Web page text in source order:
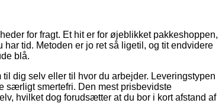
for fragt. Et hit er for øjeblikket pakkeshoppen,
tid. Metoden er jo ret så ligetil, og tit endvidere
blå.
dig selv eller til hvor du arbejder. Leveringstypen
særligt smertefri. Den mest prisbevidste
hvilket dog forudsætter at du bor i kort afstand af